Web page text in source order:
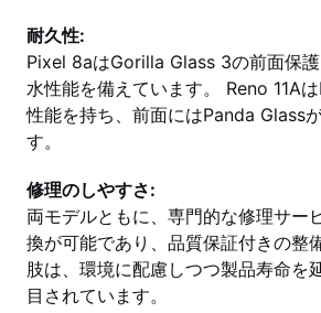
耐久性:
Pixel 8aはGorilla Glass 3の前面保
水性能を備えています。 Reno 11A
性能を持ち、前面にはPanda Glass
す。
修理のしやすさ:
両モデルともに、専門的な修理サー
換が可能であり、品質保証付きの整
肢は、環境に配慮しつつ製品寿命を
目されています。